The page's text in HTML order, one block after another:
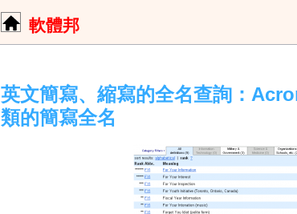
軟體邦
英文簡寫、縮寫的全名查詢：
類的簡寫全名